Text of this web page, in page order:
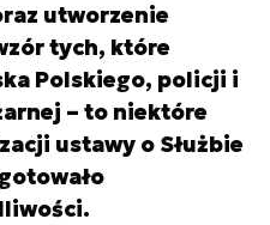
utworzenie
tych, które
Polskiego, policji i
– to niektóre
ustawy o Służbie